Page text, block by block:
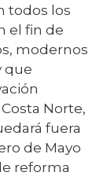
todos los
el fin de
modernos
que
Norte,
fuera
de Mayo
reforma